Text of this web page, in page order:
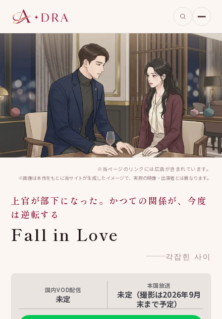
※当ページのリンクには広告が含まれています。
※画像は本作をもとに当サイトが生成したイメージで、実際の映像・出演者とは異なります。
上官が部下になった。かつての関係が、今度
は逆転する
Fall in Love
각잡힌 사이
国内VOD配信
未定
本国放送
未定（撮影は2026年9月
末まで予定）